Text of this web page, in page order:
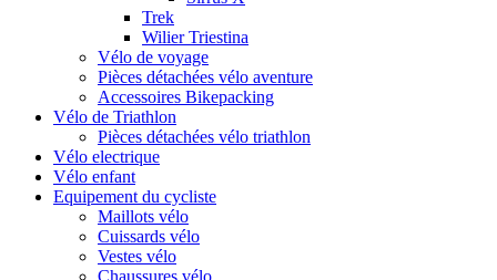
Trek
Wilier Triestina
Vélo de voyage
Pièces détachées vélo aventure
Accessoires Bikepacking
Vélo de Triathlon
Pièces détachées vélo triathlon
Vélo electrique
Vélo enfant
Equipement du cycliste
Maillots vélo
Cuissards vélo
Vestes vélo
Chaussures vélo